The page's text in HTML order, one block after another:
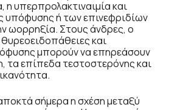
η υπερπρολακτιναιμία και
υπόφυσης ή των επινεφριδίων
ωορρηξία. Στους άνδρες, ο
και
μπορούν να επηρεάσουν
τα επίπεδα τεστοστερόνης και
σήμερα η σχέση μεταξύ